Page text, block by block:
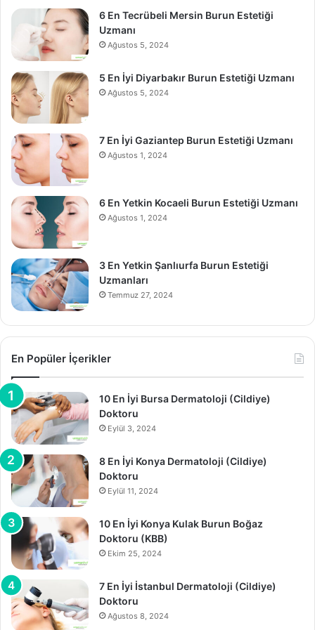
6 En Tecrübeli Mersin Burun Estetiği
Uzmanı
Ağustos 5, 2024
5 En İyi Diyarbakır Burun Estetiği Uzmanı
Ağustos 5, 2024
7 En İyi Gaziantep Burun Estetiği Uzmanı
Ağustos 1, 2024
6 En Yetkin Kocaeli Burun Estetiği Uzmanı
Ağustos 1, 2024
3 En Yetkin Şanlıurfa Burun Estetiği
Uzmanları
Temmuz 27, 2024
En Popüler İçerikler
10 En İyi Bursa Dermatoloji (Cildiye)
Doktoru
Eylül 3, 2024
8 En İyi Konya Dermatoloji (Cildiye)
Doktoru
Eylül 11, 2024
10 En İyi Konya Kulak Burun Boğaz
Doktoru (KBB)
Ekim 25, 2024
7 En İyi İstanbul Dermatoloji (Cildiye)
Doktoru
Ağustos 8, 2024